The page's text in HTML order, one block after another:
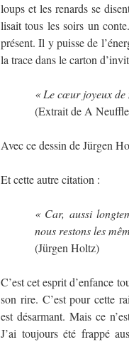
loups et les renards se
lisait tous les soirs un
présent. Il y puisse de
la trace dans le carton
« Le cœur joyeux de
(Extrait de A
Avec ce dessin de Jürgen
Et cette autre citation :
« Car, aussi
nous restons les
(Jürgen Holtz)
C’est cet esprit d’enfance
son rire. C’est pour cette
est désarmant. Mais ce
J’ai toujours été frappé